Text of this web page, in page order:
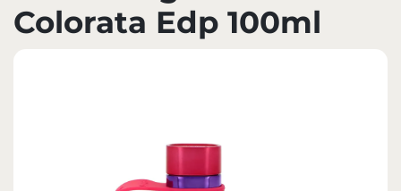
Colorata Edp 100ml
ZAPISZ